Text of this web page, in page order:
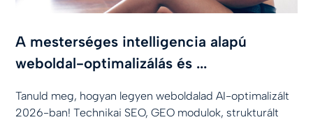
A mesterséges intelligencia alapú
weboldal-optimalizálás és ...
Tanuld meg, hogyan legyen weboldalad AI-optimalizált
2026-ban! Technikai SEO, GEO modulok, strukturált